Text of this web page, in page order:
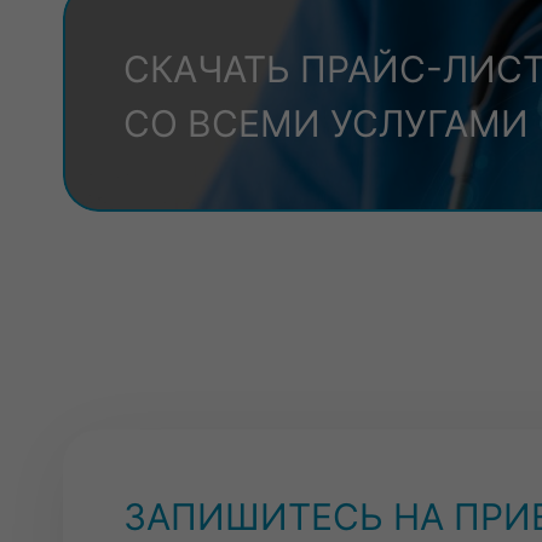
СКАЧАТЬ ПРАЙС-
СО ВСЕМИ УСЛУГАМИ
ЗАПИШИТЕСЬ НА